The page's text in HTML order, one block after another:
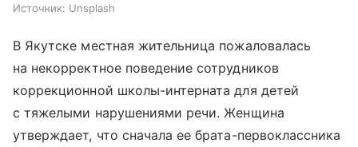
Источник: Unsplash
В Якутске местная жительница пожаловалась
на некорректное поведение сотрудников
коррекционной школы-интерната для детей
с тяжелыми нарушениями речи. Женщина
утверждает, что сначала ее брата-первоклассника